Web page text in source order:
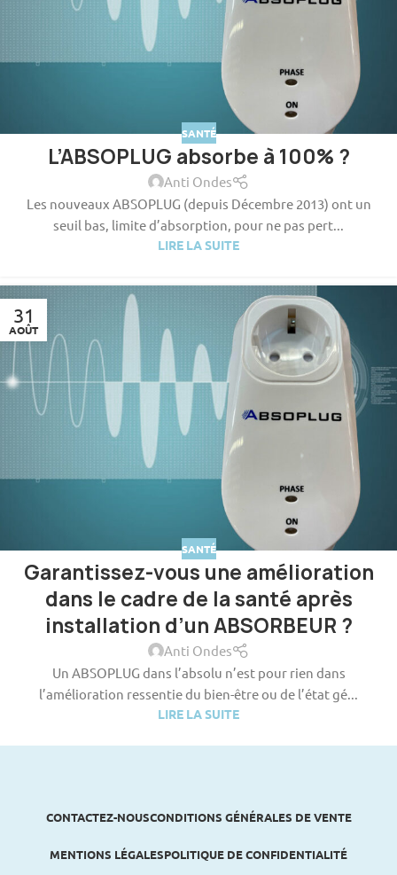
SANTÉ
L’ABSOPLUG absorbe à 100% ?
Anti Ondes
Les nouveaux ABSOPLUG (depuis Décembre 2013) ont un
seuil bas, limite d’absorption, pour ne pas pert...
LIRE LA SUITE
31
AOÛT
SANTÉ
Garantissez-vous une amélioration
dans le cadre de la santé après
installation d’un ABSORBEUR ?
Anti Ondes
Un ABSOPLUG dans l’absolu n’est pour rien dans
l’amélioration ressentie du bien-être ou de l’état gé...
LIRE LA SUITE
CONTACTEZ-NOUSCONDITIONS GÉNÉRALES DE VENTE
MENTIONS LÉGALESPOLITIQUE DE CONFIDENTIALITÉ